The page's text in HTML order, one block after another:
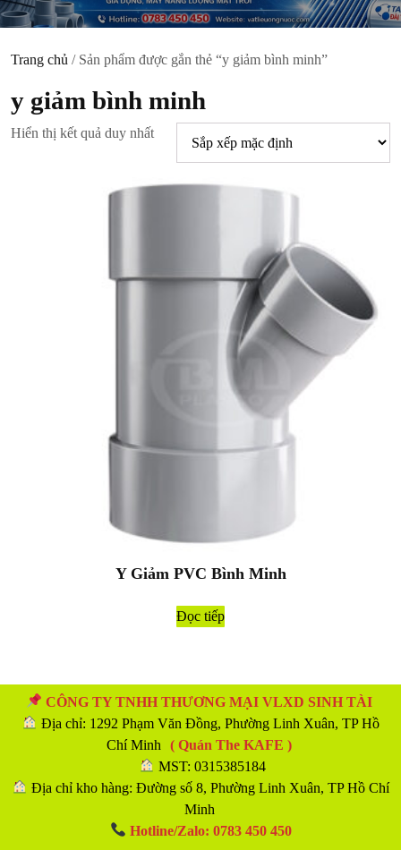
Trang chủ / Sản phẩm được gắn thẻ “y giảm bình minh”
y giảm bình minh
Hiển thị kết quả duy nhất
Y Giảm PVC Bình Minh
Đọc tiếp
CÔNG TY TNHH THƯƠNG MẠI VLXD SINH TÀI
Địa chỉ: 1292 Phạm Văn Đồng, Phường Linh Xuân, TP Hồ
Chí Minh
( Quán The KAFE )
MST: 0315385184
Địa chỉ kho hàng: Đường số 8, Phường Linh Xuân, TP Hồ Chí
Minh
Hotline/Zalo: 0783 450 450